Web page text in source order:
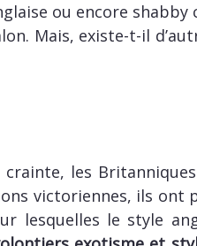
ou encore shabby
Mais, existe-t-il
crainte, les
victoriennes, ils ont
lesquelles le style